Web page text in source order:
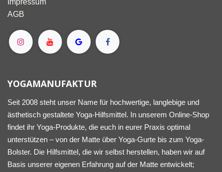
Impressum
AGB
YOGAMANUFAKTUR
Seit 2008 steht unser Name für hochwertige, langlebige und
ästhetisch gestaltete Yoga-Hilfsmittel. In unserem Online-Shop
findet ihr Yoga-Produkte, die euch in eurer Praxis optimal
unterstützen – von der Matte über Yoga-Gurte bis zum Yoga-
Bolster. Die Hilfsmittel, die wir selbst herstellen, haben wir auf
Basis unserer eigenen Erfahrung auf der Matte entwickelt;